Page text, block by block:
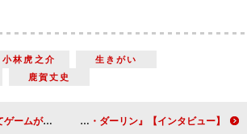
小林虎之介
生きがい
鹿賀丈史
ました」【インタビュー】 JT・モルナー監督「この映画の実現は厳しいと言われた時に、『羅生門』を見れば分かると言いました」『ストレンジ・ダーリン』【インタビュー】